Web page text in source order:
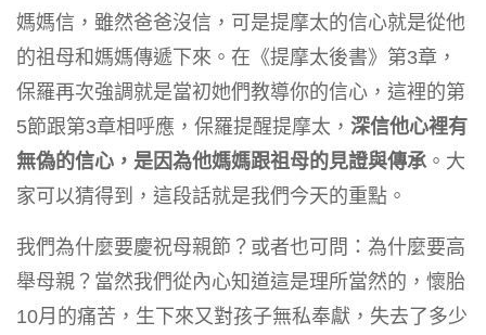
媽媽信，雖然爸爸沒信，可是提摩太的信心就是從他
的祖母和媽媽傳遞下來。在《提摩太後書》第3章，
保羅再次強調就是當初她們教導你的信心，這裡的第
5節跟第3章相呼應，保羅提醒提摩太， 深信他心裡有
無偽的信心，是因為他媽媽跟祖母的見證與傳承。大
家可以猜得到，這段話就是我們今天的重點。
我們為什麼要慶祝母親節？或者也可問：為什麼要高
舉母親？當然我們從內心知道這是理所當然的，懷胎
10月的痛苦，生下來又對孩子無私奉獻，失去了多少